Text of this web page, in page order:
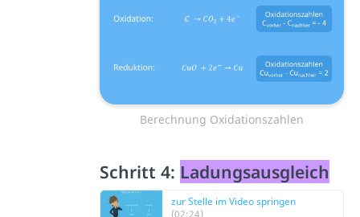
Berechnung Oxidationszahlen
Schritt 4: Ladungsausgleich
zur Stelle im Video springen